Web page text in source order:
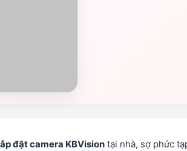
đặt camera KBVision tại nhà, sợ phức